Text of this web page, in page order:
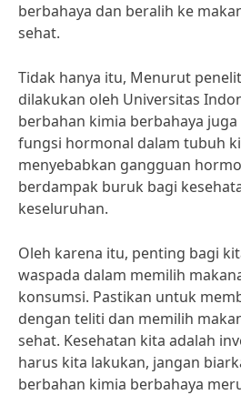
berbahaya dan beralih ke
sehat.
Tidak hanya itu, Menurut
dilakukan oleh Universitas
berbahan kimia berbahaya
fungsi hormonal dalam tubuh
menyebabkan gangguan
berdampak buruk bagi
keseluruhan.
Oleh karena itu, penting bagi
waspada dalam memilih
konsumsi. Pastikan untuk
dengan teliti dan memilih
sehat. Kesehatan kita adalah
harus kita lakukan, jangan
berbahan kimia berbahaya